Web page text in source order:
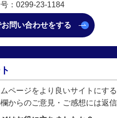
：0299-23-1184
お問い合わせをする
ページをより良いサイトにす
からのご意見・ご感想には返